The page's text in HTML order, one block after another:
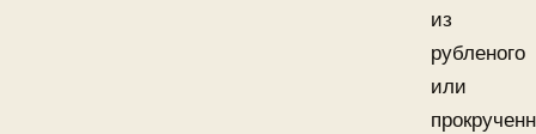
из
рубленого
или